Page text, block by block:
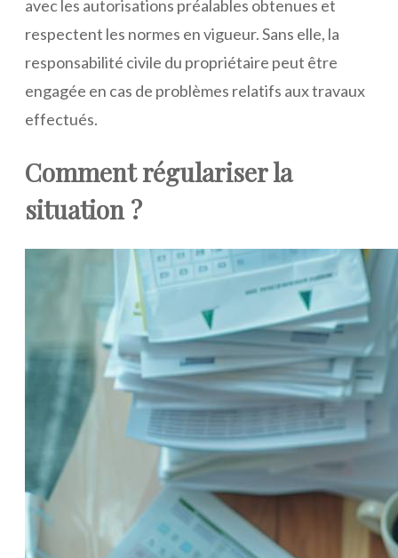
avec les autorisations préalables obtenues et
respectent les normes en vigueur. Sans elle, la
responsabilité civile du propriétaire peut être
engagée en cas de problèmes relatifs aux travaux
effectués.
Comment régulariser la
situation ?